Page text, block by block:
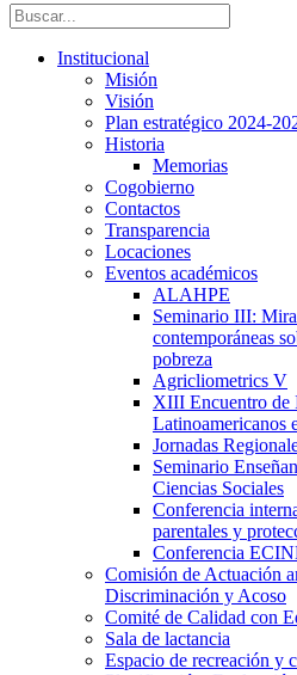
Institucional
Misión
Visión
Plan estratégico 2024-
Historia
Memorias
Cogobierno
Contactos
Transparencia
Locaciones
Eventos académicos
ALAHPE
Seminario III:
contemporáneas
pobreza
Agricliometrics V
XIII Encuentro de
Latinoamericanos
Jornadas
Seminario
Ciencias Sociales
Conferencia
parentales y
Conferencia
Comisión de Actuación
Discriminación y Acoso
Comité de Calidad con
Sala de lactancia
Espacio de recreación y